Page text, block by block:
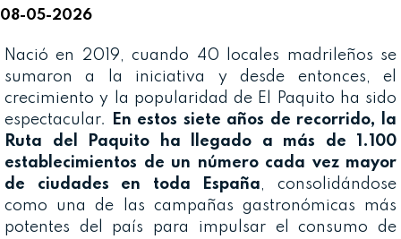
08-05-2026
Nació en 2019, cuando 40 locales madrileños se
sumaron a la iniciativa y desde entonces, el
crecimiento y la popularidad de El Paquito ha sido
espectacular.
En estos siete años de recorrido, la
Ruta del Paquito ha llegado a más de 1.100
establecimientos de un número cada vez mayor
de ciudades en toda España, consolidándose
como una de las campañas gastronómicas más
potentes del país para impulsar el consumo de